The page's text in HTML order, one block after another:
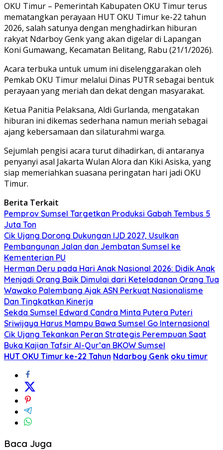
OKU Timur – Pemerintah Kabupaten OKU Timur terus
mematangkan perayaan HUT OKU Timur ke-22 tahun
2026, salah satunya dengan menghadirkan hiburan
rakyat Ndarboy Genk yang akan digelar di Lapangan
Koni Gumawang, Kecamatan Belitang, Rabu (21/1/2026).
Acara terbuka untuk umum ini diselenggarakan oleh
Pemkab OKU Timur melalui Dinas PUTR sebagai bentuk
perayaan yang meriah dan dekat dengan masyarakat.
Ketua Panitia Pelaksana, Aldi Gurlanda, mengatakan
hiburan ini dikemas sederhana namun meriah sebagai
ajang kebersamaan dan silaturahmi warga.
Sejumlah pengisi acara turut dihadirkan, di antaranya
penyanyi asal Jakarta Wulan Alora dan Kiki Asiska, yang
siap memeriahkan suasana peringatan hari jadi OKU
Timur.
Berita Terkait
Pemprov Sumsel Targetkan Produksi Gabah Tembus 5
Juta Ton
Cik Ujang Dorong Dukungan IJD 2027, Usulkan
Pembangunan Jalan dan Jembatan Sumsel ke
Kementerian PU
Herman Deru pada Hari Anak Nasional 2026: Didik Anak
Menjadi Orang Baik Dimulai dari Keteladanan Orang Tua
Wawako Palembang Ajak ASN Perkuat Nasionalisme
Dan Tingkatkan Kinerja
Sekda Sumsel Edward Candra Minta Putera Puteri
Sriwijaya Harus Mampu Bawa Sumsel Go Internasional
Cik Ujang Tekankan Peran Strategis Perempuan Saat
Buka Kajian Tafsir Al-Qur’an BKOW Sumsel
HUT OKU Timur ke-22 Tahun Ndarboy Genk oku timur
Baca Juga